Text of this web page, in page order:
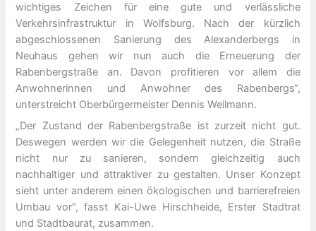
wichtiges Zeichen für eine gute und verlässliche
Verkehrsinfrastruktur in Wolfsburg. Nach der kürzlich
abgeschlossenen Sanierung des Alexanderbergs in
Neuhaus gehen wir nun auch die Erneuerung der
Rabenbergstraße an. Davon profitieren vor allem die
Anwohnerinnen und Anwohner des Rabenbergs“,
unterstreicht Oberbürgermeister Dennis Weilmann.
„Der Zustand der Rabenbergstraße ist zurzeit nicht gut.
Deswegen werden wir die Gelegenheit nutzen, die Straße
nicht nur zu sanieren, sondern gleichzeitig auch
nachhaltiger und attraktiver zu gestalten. Unser Konzept
sieht unter anderem einen ökologischen und barrierefreien
Umbau vor“, fasst Kai-Uwe Hirschheide, Erster Stadtrat
und Stadtbaurat, zusammen.